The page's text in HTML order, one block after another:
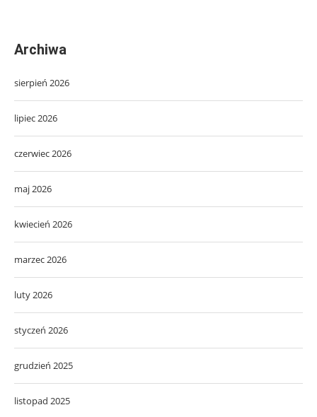
Archiwa
sierpień 2026
lipiec 2026
czerwiec 2026
maj 2026
kwiecień 2026
marzec 2026
luty 2026
styczeń 2026
grudzień 2025
listopad 2025